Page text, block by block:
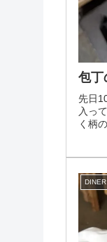
包丁
先日
入っ
く柄の
DINER